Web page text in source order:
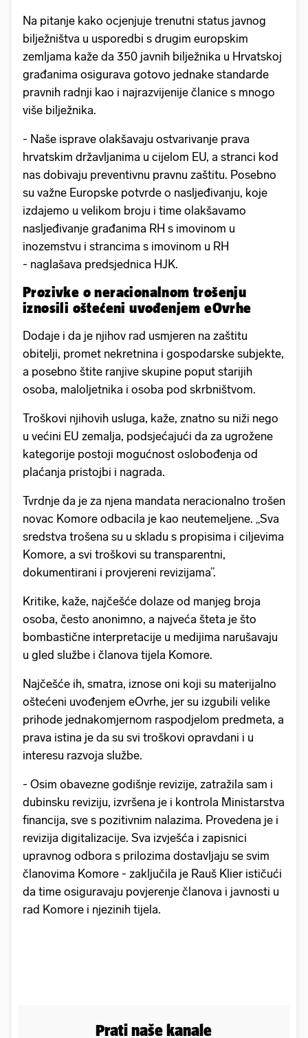
Na pitanje kako ocjenjuje trenutni status javnog
bilježništva u usporedbi s drugim europskim
zemljama kaže da 350 javnih bilježnika u Hrvatskoj
građanima osigurava gotovo jednake standarde
pravnih radnji kao i najrazvijenije članice s mnogo
više bilježnika.
- Naše isprave olakšavaju ostvarivanje prava
hrvatskim državljanima u cijelom EU, a stranci kod
nas dobivaju preventivnu pravnu zaštitu. Posebno
su važne Europske potvrde o nasljeđivanju, koje
izdajemo u velikom broju i time olakšavamo
nasljeđivanje građanima RH s imovinom u
inozemstvu i strancima s imovinom u RH
- naglašava predsjednica HJK.
Prozivke o neracionalnom trošenju
iznosili oštećeni uvođenjem eOvrhe
Dodaje i da je njihov rad usmjeren na zaštitu
obitelji, promet nekretnina i gospodarske subjekte,
a posebno štite ranjive skupine poput starijih
osoba, maloljetnika i osoba pod skrbništvom.
Troškovi njihovih usluga, kaže, znatno su niži nego
u većini EU zemalja, podsjećajući da za ugrožene
kategorije postoji mogućnost oslobođenja od
plaćanja pristojbi i nagrada.
Tvrdnje da je za njena mandata neracionalno trošen
novac Komore odbacila je kao neutemeljene. „Sva
sredstva trošena su u skladu s propisima i ciljevima
Komore, a svi troškovi su transparentni,
dokumentirani i provjereni revizijama”.
Kritike, kaže, najčešće dolaze od manjeg broja
osoba, često anonimno, a najveća šteta je što
bombastične interpretacije u medijima narušavaju
u gled službe i članova tijela Komore.
Najčešće ih, smatra, iznose oni koji su materijalno
oštećeni uvođenjem eOvrhe, jer su izgubili velike
prihode jednakomjernom raspodjelom predmeta, a
prava istina je da su svi troškovi opravdani i u
interesu razvoja službe.
- Osim obavezne godišnje revizije, zatražila sam i
dubinsku reviziju, izvršena je i kontrola Ministarstva
financija, sve s pozitivnim nalazima. Provedena je i
revizija digitalizacije. Sva izvješća i zapisnici
upravnog odbora s prilozima dostavljaju se svim
članovima Komore - zaključila je Rauš Klier ističući
da time osiguravaju povjerenje članova i javnosti u
rad Komore i njezinih tijela.
Prati naše kanale